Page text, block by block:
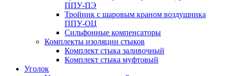
ППУ-ПЭ
Тройник с шаровым краном воздушника
ППУ-ОЦ
Сильфонные компенсаторы
Комплекты изоляции стыков
Комплект стыка заливочный
Комплект стыка муфтовый
Уголок